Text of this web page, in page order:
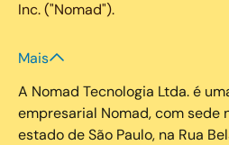
Inc. ("Nomad").
Mais
A Nomad Tecnologia Ltda. é
empresarial Nomad, com sede
estado de São Paulo, na Rua